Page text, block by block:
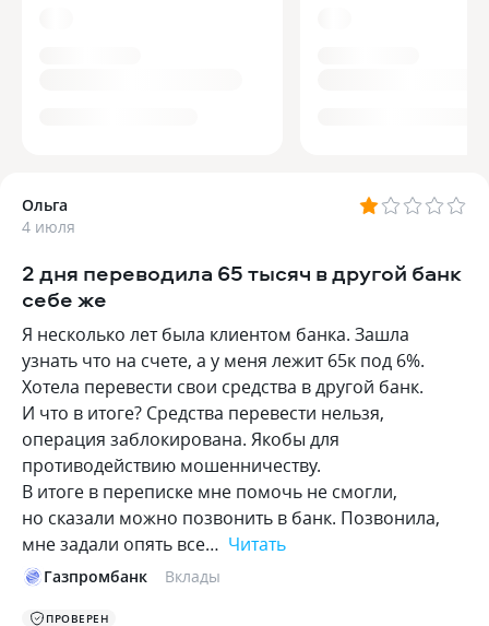
Ольга
4 июля
2 дня переводила 65 тысяч в другой банк
себе же
Я несколько лет была клиентом банка. Зашла
узнать что на счете, а у меня лежит 65к под 6%.
Хотела перевести свои средства в другой банк.
И что в итоге? Средства перевести нельзя,
операция заблокирована. Якобы для
противодействию мошенничеству.
В итоге в переписке мне помочь не смогли,
но сказали можно позвонить в банк. Позвонила,
мне задали опять все… Читать
Газпромбанк Вклады
ПРОВЕРЕН